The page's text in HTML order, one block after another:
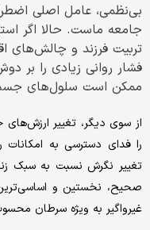
بی‌نظمی، عامل اصلی
جامعه ماست. حالا اگر
تربیت فرزند و چالش‌های
فشار روانی زیادی را بر
ممکن است سلول‌های جسم
از سوی دیگر، تغییر
را فدای دسترسی به امکانات
تغییر نگرش نسبت به سبک
صحیح، نخستین و اساسی‌ترین
غیرواگیر به ‌ویژه سرطان